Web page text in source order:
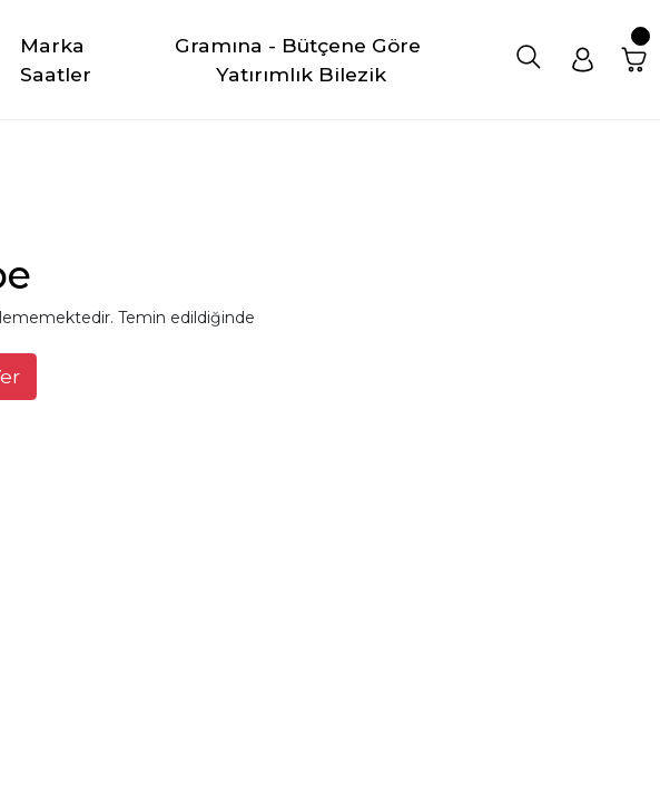
Marka
Saatler
Gramına - Bütçene Göre
Yatırımlık Bilezik
Temin edildiğinde